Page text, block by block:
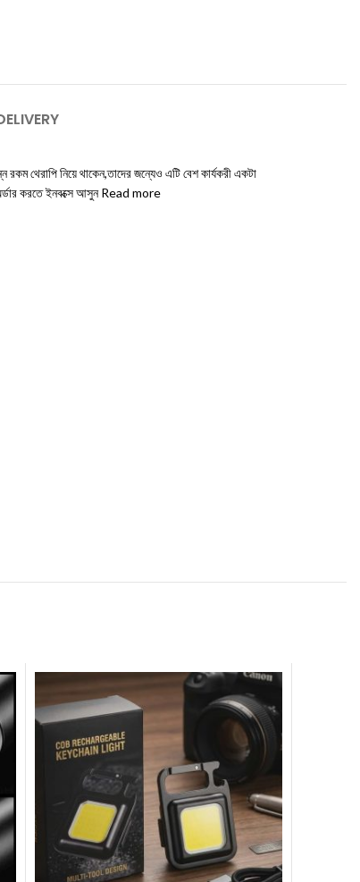
থেরাপি নিয়ে থাকেন,তাদের জন্যেও এটি বেশ কার্যকরী একটা
অর্ডার করতে ইনবক্সে আসুন Read more